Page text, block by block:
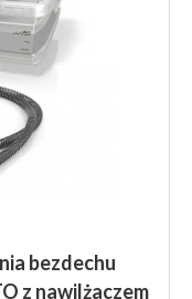
stronie
bezdechu
z nawilżaczem